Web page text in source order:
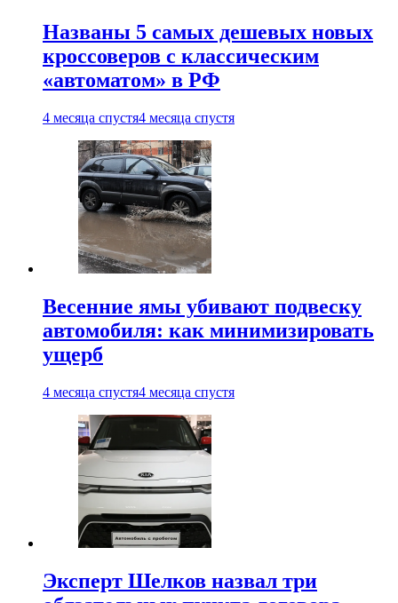
Названы 5 самых дешевых новых
кроссоверов с классическим
«автоматом» в РФ
4 месяца спустя4 месяца спустя
Весенние ямы убивают подвеску
автомобиля: как минимизировать
ущерб
4 месяца спустя4 месяца спустя
Эксперт Шелков назвал три